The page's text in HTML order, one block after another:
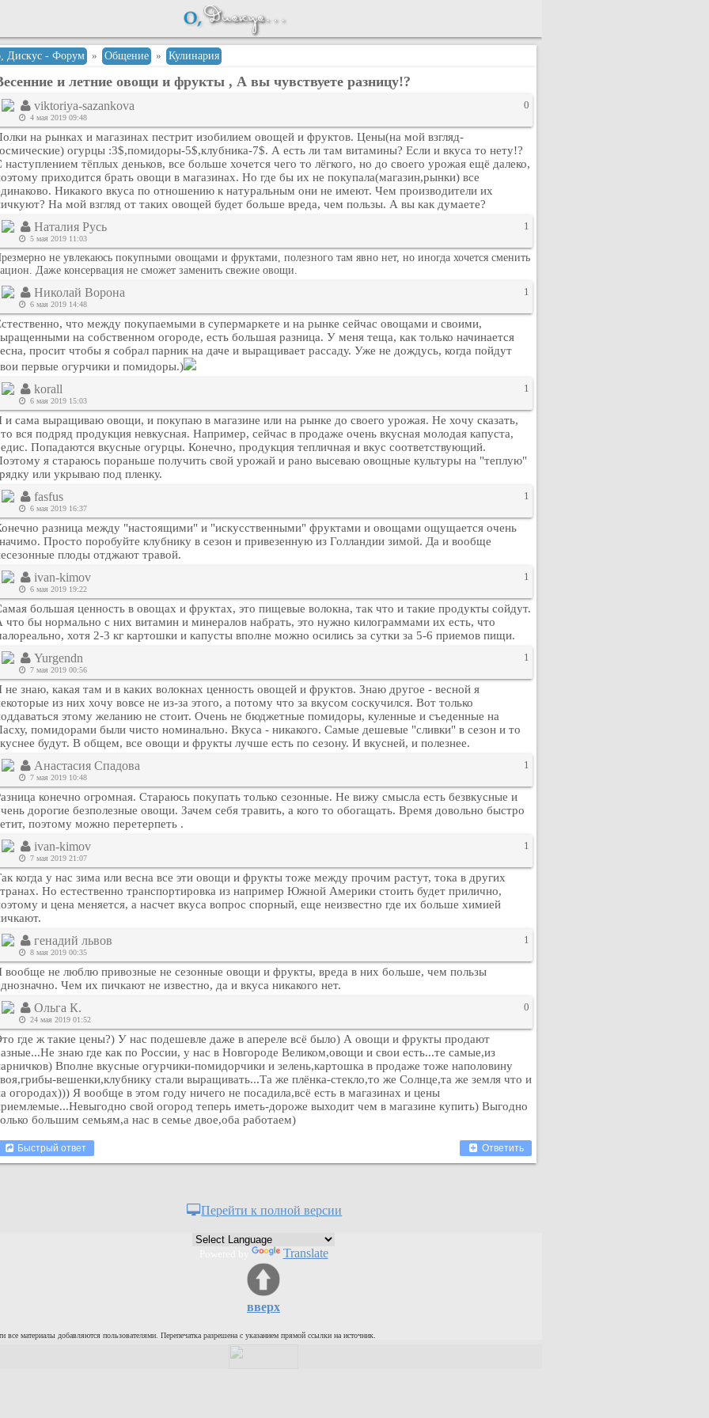
Дискус - Форум » Общение » Кулинария
и летние овощи и фрукты , А вы чувствуете разницу!?
viktoriya-sazankova
4 мая 2019 09:48
0
на рынках и магазинах пестрит изобилием овощей и фруктов. Цены(на мой взгляд-
огурцы :3$,помидоры-5$,клубника-7$. А есть ли там витамины? Если и вкуса то нету!?
наступлением тёплых деньков, все больше хочется чего то лёгкого, но до своего урожая ещё далеко,
приходится брать овощи в магазинах. Но где бы их не покупала(магазин,рынки) все
Никакого вкуса по отношению к натуральным они не имеют. Чем производители их
На мой взгляд от таких овощей будет больше вреда, чем пользы. А вы как думаете?
Наталия Русь
5 мая 2019 11:03
1
не увлекаюсь покупными овощами и фруктами, полезного там явно нет, но иногда хочется сменить
Даже консервация не сможет заменить свежие овощи.
Николай Ворона
6 мая 2019 14:48
1
что между покупаемыми в супермаркете и на рынке сейчас овощами и своими,
на собственном огороде, есть большая разница. У меня теща, как только начинается
просит чтобы я собрал парник на даче и выращивает рассаду. Уже не дождусь, когда пойдут
первые огурчики и помидоры.)
korall
6 мая 2019 15:03
1
и сама выращиваю овощи, и покупаю в магазине или на рынке до своего урожая. Не хочу сказать,
вся подряд продукция невкусная. Например, сейчас в продаже очень вкусная молодая капуста,
Попадаются вкусные огурцы. Конечно, продукция тепличная и вкус соответствующий.
я стараюсь пораньше получить свой урожай и рано высеваю овощные культуры на "теплую"
или укрываю под пленку.
fasfus
6 мая 2019 16:37
1
разница между "настоящими" и "искусственными" фруктами и овощами ощущается очень
Просто поробуйте клубнику в сезон и привезенную из Голландии зимой. Да и вообще
плоды отджают травой.
ivan-kimov
6 мая 2019 19:22
1
большая ценность в овощах и фруктах, это пищевые волокна, так что и такие продукты сойдут.
что бы нормально с них витамин и минералов набрать, это нужно килограммами их есть, что
хотя 2-3 кг картошки и капусты вполне можно осились за сутки за 5-6 приемов пищи.
Yurgendn
7 мая 2019 00:56
1
не знаю, какая там и в каких волокнах ценность овощей и фруктов. Знаю другое - весной я
из них хочу вовсе не из-за этого, а потому что за вкусом соскучился. Вот только
этому желанию не стоит. Очень не бюджетные помидоры, куленные и съеденные на
помидорами были чисто номинально. Вкуса - никакого. Самые дешевые "сливки" в сезон и то
будут. В общем, все овощи и фрукты лучше есть по сезону. И вкусней, и полезнее.
Анастасия Спадова
7 мая 2019 10:48
1
конечно огромная. Стараюсь покупать только сезонные. Не вижу смысла есть безвкусные и
дорогие безполезные овощи. Зачем себя травить, а кого то обогащать. Время довольно быстро
поэтому можно перетерпеть .
ivan-kimov
7 мая 2019 21:07
1
когда у нас зима или весна все эти овощи и фрукты тоже между прочим растут, тока в других
Но естественно транспортировка из например Южной Америки стоить будет прилично,
и цена меняется, а насчет вкуса вопрос спорный, еще неизвестно где их больше химией
генадий львов
8 мая 2019 00:35
1
вообще не люблю привозные не сезонные овощи и фрукты, вреда в них больше, чем пользы
Чем их пичкают не известно, да и вкуса никакого нет.
Ольга К.
24 мая 2019 01:52
0
где ж такие цены?) У нас подешевле даже в апереле всё было) А овощи и фрукты продают
знаю где как по России, у нас в Новгороде Великом,овощи и свои есть...те самые,из
Вполне вкусные огурчики-помидорчики и зелень,картошка в продаже тоже наполовину
вешенки,клубнику стали выращивать...Та же плёнка-стекло,то же Солнце,та же земля что и
огородах))) Я вообще в этом году ничего не посадила,всё есть в магазинах и цены
свой огород теперь иметь-дороже выходит чем в магазине купить) Выгодно
большим семьям,а нас в семье двое,оба работаем)
Быстрый ответ Ответить
Перейти к полной версии
Translate
вверх
все материалы добавляются пользователями. Перепечатка разрешена с указанием прямой ссылки на источник.